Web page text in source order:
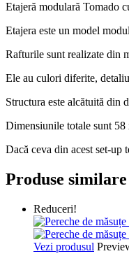
Etajeră modulară Tomado
Etajera este un model
Rafturile sunt realizate din
Ele au culori diferite,
Structura este alcătuită din
Dimensiunile totale sunt 58
Dacă ceva din acest set-up
Produse similare
Reduceri!
Vezi produsul